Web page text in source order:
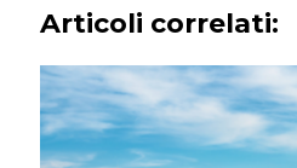
Articoli correlati: